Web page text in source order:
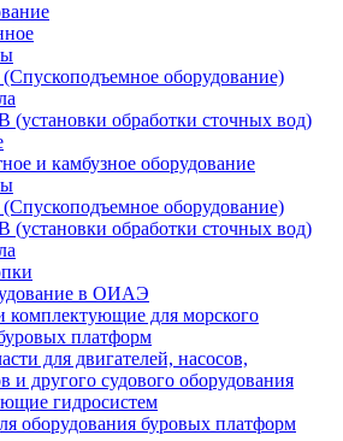
оборудование)
обработки сточных вод)
и камбузное оборудование
оборудование)
обработки сточных вод)
в ОИАЭ
комплектующие для морского
платформ
для двигателей, насосов,
и другого судового оборудования
гидросистем
оборудования буровых платформ